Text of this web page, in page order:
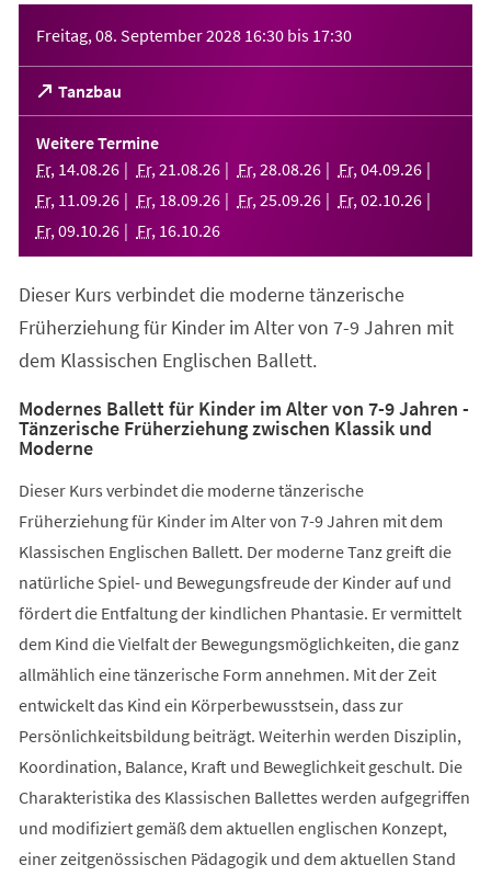
Freitag, 08. September 2028 16:30 bis 17:30
Tanzbau
(Öffnet
in
einem
neuen
Tab)
Weitere Termine
Fr, 14.08.26 Fr, 21 .08.26 Fr, 28.08.26 Fr, 04.09.26
Fr, 11 .09.26 Fr, 18.09.26 Fr, 25.09.26 Fr, 02.10.26
Fr, 09.10.26 Fr, 16.10.26
Dieser Kurs verbindet die moderne tänzerische
Früherziehung für Kinder im Alter von 7-9 Jahren mit
dem Klassischen Englischen Ballett.
Modernes Ballett für Kinder im Alter von 7-9 Jahren -
Tänzerische Früherziehung zwischen Klassik und
Moderne
Dieser Kurs verbindet die moderne tänzerische
Früherziehung für Kinder im Alter von 7-9 Jahren mit dem
Klassischen Englischen Ballett. Der moderne Tanz greift die
natürliche Spiel- und Bewegungsfreude der Kinder auf und
fördert die Entfaltung der kindlichen Phantasie. Er vermittelt
dem Kind die Vielfalt der Bewegungsmöglichkeiten, die ganz
allmählich eine tänzerische Form annehmen. Mit der Zeit
entwickelt das Kind ein Körperbewusstsein, dass zur
Persönlichkeitsbildung beiträgt. Weiterhin werden Disziplin,
Koordination, Balance, Kraft und Beweglichkeit geschult. Die
Charakteristika des Klassischen Ballettes werden aufgegriffen
und modifiziert gemäß dem aktuellen englischen Konzept,
einer zeitgenössischen Pädagogik und dem aktuellen Stand